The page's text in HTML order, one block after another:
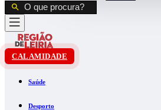
CALAMIDADE
Saúde
Desporto